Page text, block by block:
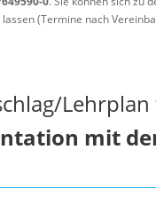
(Termine nach
mit